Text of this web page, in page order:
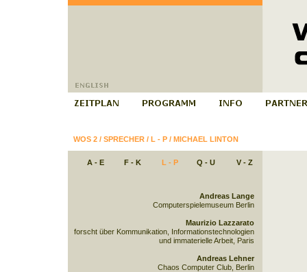
WOS 2/ SPRECHER/ L - P/ MICHAEL LINTON
A - E F - K L - P Q - U V - Z
Andreas Lange
Computerspielemuseum Berlin
Maurizio Lazzarato
forscht über Kommunikation, Informationstechnologien
und immaterielle Arbeit, Paris
Andreas Lehner
Chaos Computer Club, Berlin